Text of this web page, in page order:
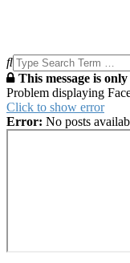
Search
This message is
Problem displaying
Click to show error
Error: No posts